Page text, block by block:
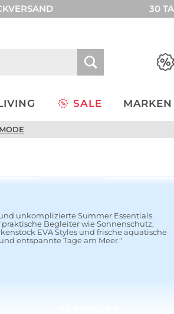
30
SALE MARKEN
unkomplizierte Summer Essentials.
Begleiter wie Sonnenschutz,
EVA Styles und frische aquatische
entspannte Tage am Meer."